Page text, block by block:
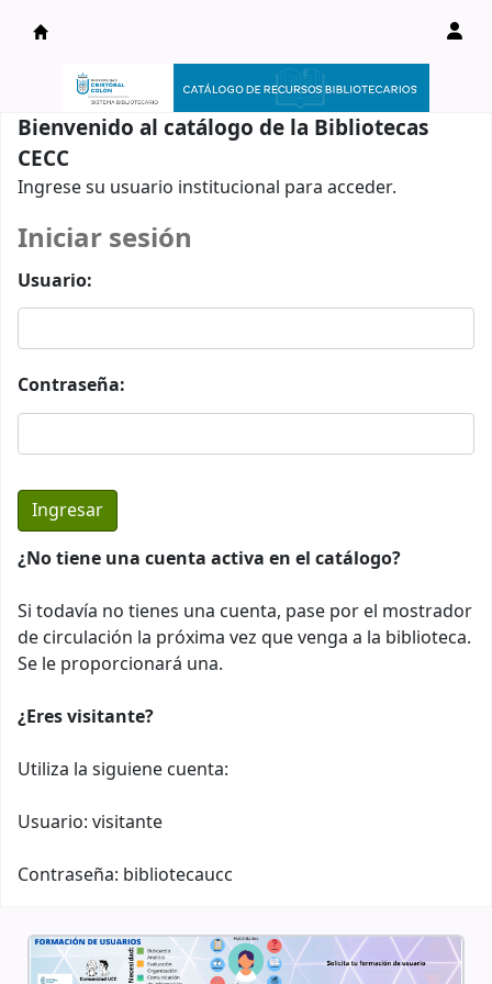
Catálogo en línea
Bienvenido al catálogo de la Bibliotecas
CECC
Ingrese su usuario institucional para acceder.
Iniciar sesión
Usuario:
Contraseña:
¿No tiene una cuenta activa en el catálogo?
Si todavía no tienes una cuenta, pase por el mostrador
de circulación la próxima vez que venga a la biblioteca.
Se le proporcionará una.
¿Eres visitante?
Utiliza la siguiene cuenta:
Usuario: visitante
Contraseña: bibliotecaucc